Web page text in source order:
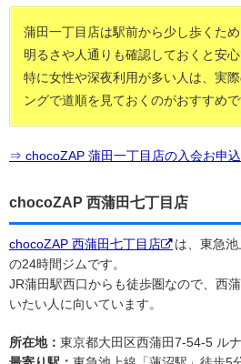
蒲田一丁目店は駅前から少し歩くた
明るさや人通りも確認しておくと安心
特に女性や深夜利用が多い人は、実
ングで道順を見ておくのがおすすめで
⇒ chocoZAP 蒲田一丁目店の入会お申
chocoZAP 西蒲田七丁目店
chocoZAP 西蒲田七丁目店
は、東急
の24時間ジムです。
JR蒲田駅西口からも徒歩圏なので、西
いたい人に向いています。
所在地： 東京都大田区西蒲田7-54-5 ル